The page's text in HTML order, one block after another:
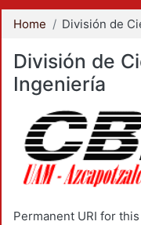
Home
División de
Ingeniería
Permanent URI for